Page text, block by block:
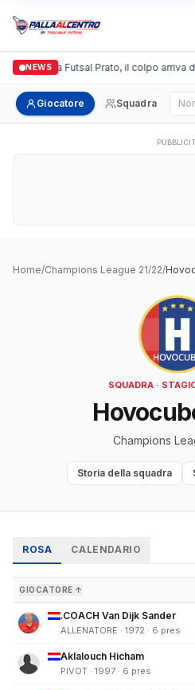
NEWS
Italgronda Futsal Prato, il colpo arriva
Giocatore Squadra
Home/Champions League 21/22/
SQUADRA ·
Champions
Storia della squadra
ROSA CALENDARIO
GIOCATORE ↑
.COACH Van Dijk Sander
ALLENATORE · 1972 · 6 pres
Aklalouch Hicham
PIVOT · 1997 · 6 pres